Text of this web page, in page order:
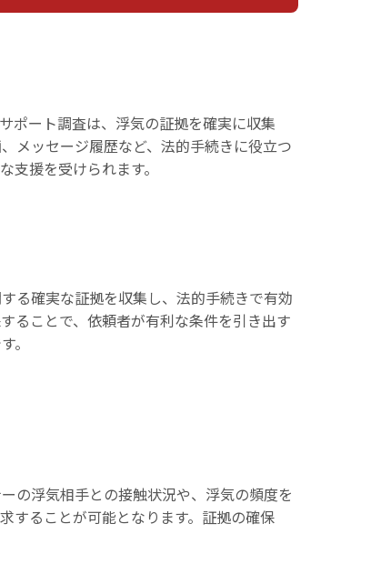
ポート調査は、浮気の証拠を確実に収集
メッセージ履歴など、法的手続きに役立つ
援を受けられます。
る確実な証拠を収集し、法的手続きで有効
ることで、依頼者が有利な条件を引き出す
。
の浮気相手との接触状況や、浮気の頻度を
することが可能となります。証拠の確保